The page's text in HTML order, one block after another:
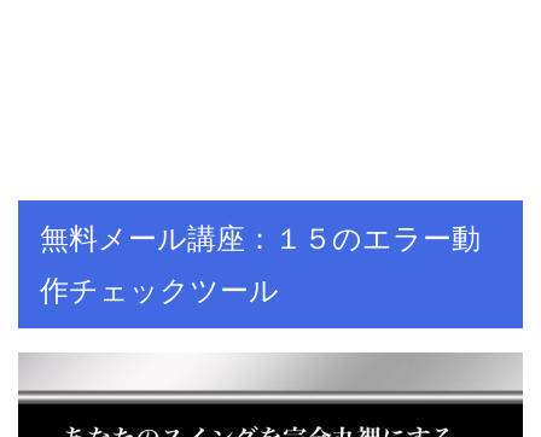
無料メール講座：１５のエラー動
作チェックツール